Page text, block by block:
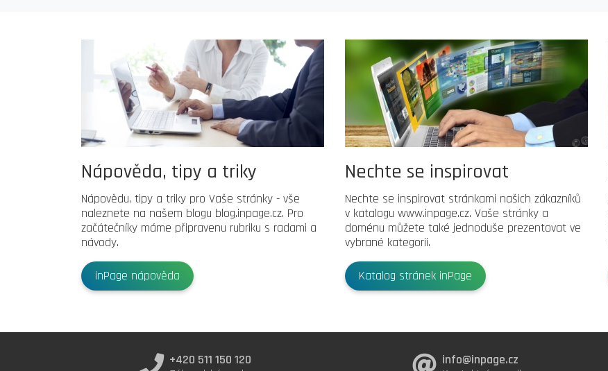
Nápověda, tipy a triky
Nápovědu, tipy a triky pro Vaše stránky - vše
naleznete na našem blogu blog.inpage.cz. Pro
začátečníky máme připravenu rubriku s radami a
návody.
inPage nápověda
Nechte se inspirovat
Nechte se inspirovat stránkami našich zákazníků
v katalogu www.inpage.cz. Vaše stránky a
doménu můžete také jednoduše prezentovat ve
vybrané kategorii.
Katalog stránek inPage
+420 511 150 120
info@inpage.cz